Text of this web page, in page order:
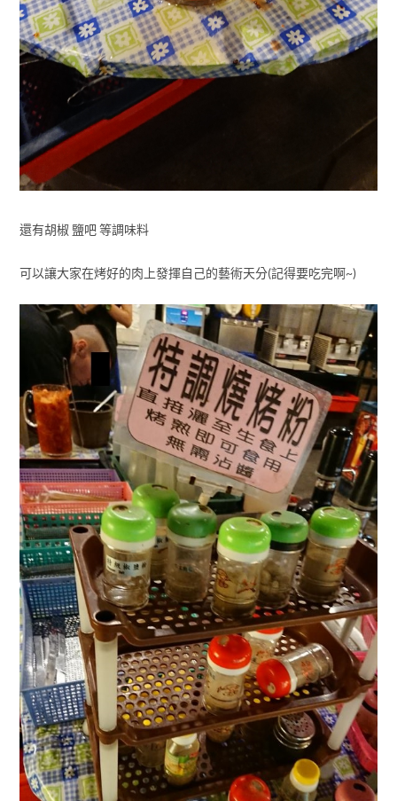
還有胡椒 鹽吧 等調味料
可以讓大家在烤好的肉上發揮自己的藝術天分(記得要吃完啊~)